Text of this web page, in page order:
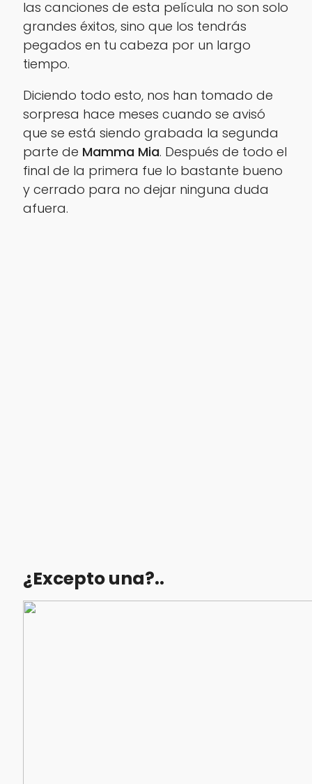
las canciones de esta película no son solo
grandes éxitos, sino que los tendrás
pegados en tu cabeza por un largo
tiempo.
Diciendo todo esto, nos han tomado de
sorpresa hace meses cuando se avisó
que se está siendo grabada la segunda
parte de Mamma Mia. Después de todo el
final de la primera fue lo bastante bueno
y cerrado para no dejar ninguna duda
afuera.
¿Excepto una?..